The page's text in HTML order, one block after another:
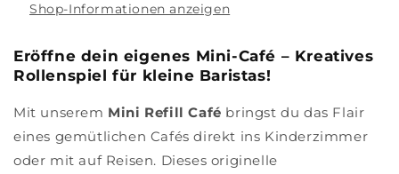
Shop-Informationen anzeigen
Eröffne dein eigenes Mini-Café – Kreatives
Rollenspiel für kleine Baristas!
Mit unserem Mini Refill Café bringst du das Flair
eines gemütlichen Cafés direkt ins Kinderzimmer
oder mit auf Reisen. Dieses originelle